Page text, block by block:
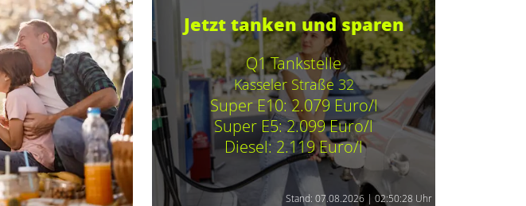
Jetzt tanken und sparen
Q1 Tankstelle
Kasseler Straße 32
Super E10: 2.079 Euro/l
Super E5: 2.099 Euro/l
Diesel: 2.119 Euro/l
Stand: 07.08.2026 | 02:50:28 Uhr